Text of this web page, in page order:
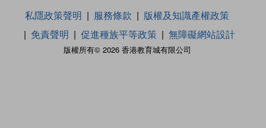
版權所有© 2026 香港教育城有限公司
私隱政策聲明 服務條款
版權及知識產權政策
免責聲明
促進種族平等政策 無障礙網站設計